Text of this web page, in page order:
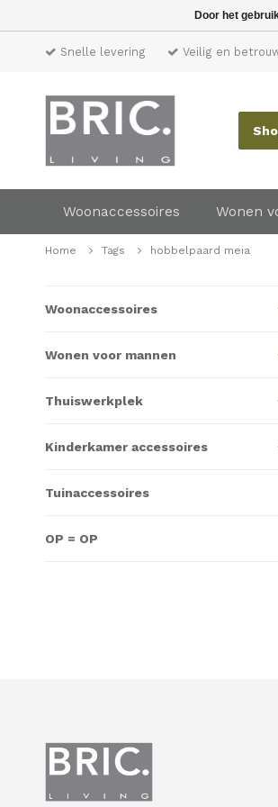
Snelle levering Veilig en
Woonaccessoires Wonen
Home Tags hobbelpaard meia
Woonaccessoires
Wonen voor mannen
Thuiswerkplek
Kinderkamer accessoires
Tuinaccessoires
OP = OP
Door het